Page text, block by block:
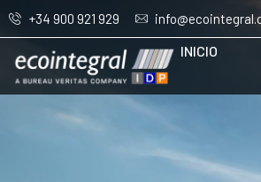
+34 900 921 929
INICIO